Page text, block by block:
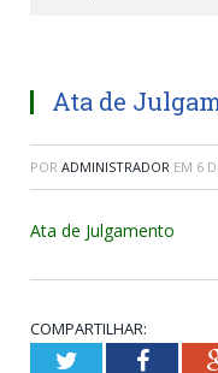
Ata de
POR ADMINISTRADOR EM 6
Ata de Julgamento
COMPARTILHAR:
Twitter